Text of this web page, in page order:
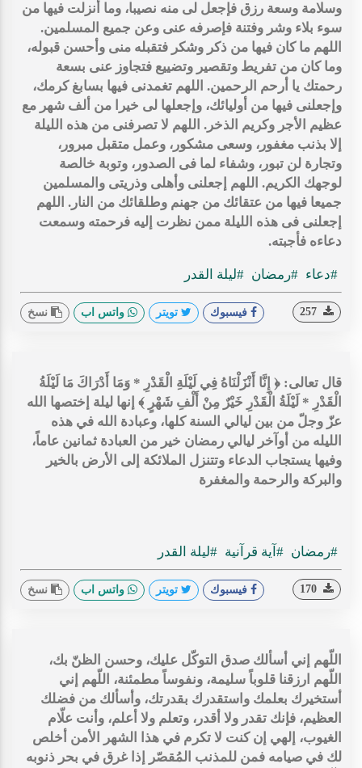
وسلامة وسعة رزق فإجعل لى منه نصيبا، وما أنزلت فيها من
سوء بلاء وشر وفتنة فإصرفه عنى وعن جميع المسلمين.
اللهم ما كان فيها من ذكر وشكر فتقبله منى وأحسن قبوله،
وما كان من تفريط وتقصير وتضييع فتجاوز عنى بسعة
رحمتك يا أرحم الرحمين. اللهم تغمدنى فيها بسابغ كرمك،
وإجعلنى فيها من أوليائك، وإجعلها لى خيرا من ألف شهر مع
عظيم الأجر وكريم الذخر. اللهم لا تصرفنى من هذه الليلة
إلا بذنب مغفور، وسعى مشكور، وعمل متقبل مبرور،
وتجارة لن تبور، وشفاء لما فى الصدور، وتوبة خالصة
لوجهك الكريم. اللهم إجعلنى وأهلى وذريتى والمسلمين
جميعا فيها من عتقائك من جهنم وطلقائك من النار. اللهم
إجعلنى فى هذه الليلة ممن نظرت إليه فرحمته وسمعت
دعاءه فأجبته.
#دعاء #رمضان #ليلة القدر
فيسبوك تويتر واتس اب نسخ
قال تعالى: ﴿ إِنَّا أَنْزَلْنَاهُ فِي لَيْلَةِ الْقَدْرِ * وَمَا أَدْرَاكَ مَا لَيْلَةُ
الْقَدْرِ * لَيْلَةُ الْقَدْرِ خَيْرٌ مِنْ أَلْفِ شَهْرٍ ﴾ إنها ليلة إختصها الله
عزّ وجلّ من بين ليالي السنة كلها، وعبادة الله في هذه
الليله من أوآخر ليالي رمضان خير من العبادة ثمانين عاماً،
وفيها يستجاب الدعاء وتتنزل الملائكة إلى الأرض بالخير
والبركة والرحمة والمغفرة
#رمضان #آية قرآنية #ليلة القدر
فيسبوك تويتر واتس اب نسخ
اللّهم إني أسألك صدق التوكّل عليك، وحسن الظنّ بك،
اللّهم ارزقنا قلوباً سليمة، ونفوساً مطمئنة، اللّهم إني
أستخيرك بعلمك واستقدرك بقدرتك، وأسألك من فضلك
العظيم، فإنك تقدر ولا أقدر، وتعلم ولا أعلم، وأنت علّام
الغيوب، إلهي إن كنت لا تكرم في هذا الشهر الأمن أخلص
لك في صيامه فمن للمذنب المُقصّر إذا غرق في بحر ذنوبه